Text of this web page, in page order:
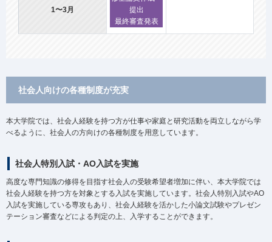
1〜3月
提出
最終審査発表
社会人向けの各種制度が充実
本大学院では、社会人経験を持つ方が仕事や家庭と研究活動を両立しながら学
べるように、社会人の方向けの各種制度を用意しています。
社会人特別入試・AO入試を実施
高度な専門知識の修得を目指す社会人の受験希望者増加に伴い、本大学院では
社会人経験を持つ方を対象とする入試を実施しています。社会人特別入試やAO
入試を実施している専攻もあり、社会人経験を活かした小論文試験やプレゼン
テーション審査などによる判定の上、入学することができます。